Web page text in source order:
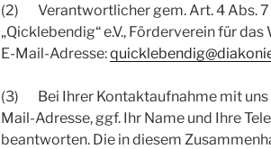
(2) Verantwortlicher gem. Art. 4 Abs. 7
„Qicklebendig“ e.V., Förderverein für
E-Mail-Adresse:
(3) Bei Ihrer Kontaktaufnahme mit uns
Mail-Adresse, ggf. Ihr Name und Ihre
beantworten. Die in diesem